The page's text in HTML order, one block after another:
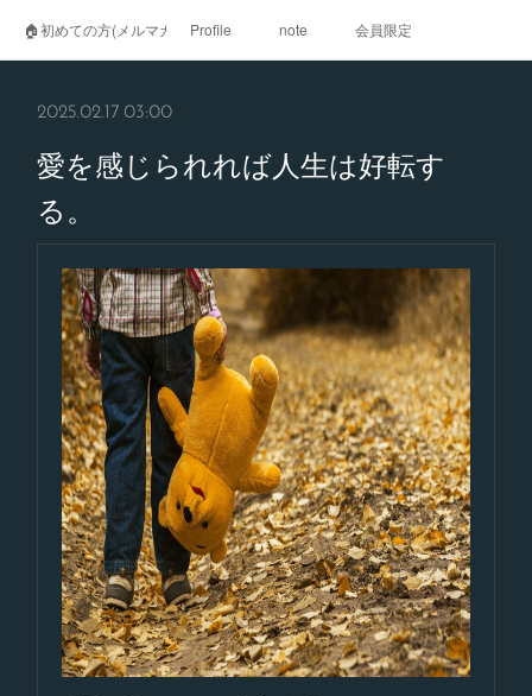
🏠初めての方(メルマガ登録)Profile note 会員限定
2025.02.17 03:00
愛を感じられれば人生は好転す
る。